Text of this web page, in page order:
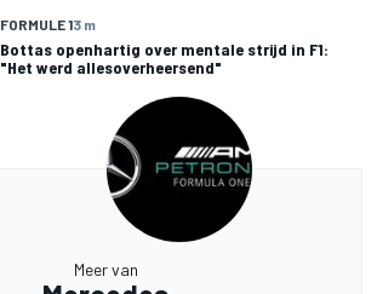
FORMULE 13 m
Bottas openhartig over mentale strijd in F1:
"Het werd allesoverheersend"
Meer van